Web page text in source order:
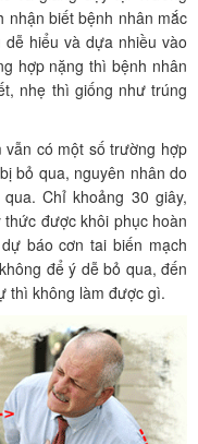
nhận biết bệnh nhân mắc
hiểu và dựa nhiều vào
hợp nặng thì bệnh nhân
nhẹ thì giống như trúng
vẫn có một số trường hợp
bỏ qua, nguyên nhân do
Chỉ khoảng 30 giây,
được khôi phục hoàn
báo cơn tai biến mạch
để ý dễ bỏ qua, đến
thì không làm được gì.